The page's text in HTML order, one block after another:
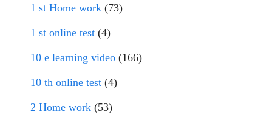
1 st Home work (73)
1 st online test (4)
10 e learning video (166)
10 th online test (4)
2 Home work (53)